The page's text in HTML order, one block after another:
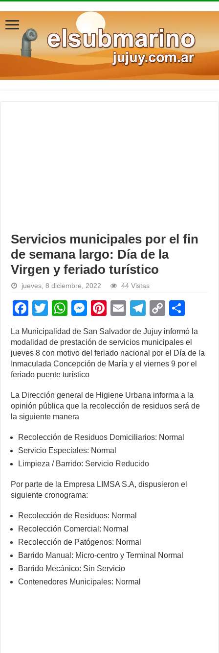
Servicios municipales por el fin
de semana largo: Día de la
Virgen y feriado turístico
jueves, 8 diciembre, 2022 44 Vistas
F
a
c
e
b
o
k
T
wi
tt
er
W
h
at
s
A
p
M
e
ss
e
n
er
Pi
nt
er
e
st
E
m
ail
T
el
e
gr
a
C
o
p
y
Li
k
h
ar
e
La Municipalidad de San Salvador de Jujuy informó la
modalidad de prestación de servicios municipales el
jueves 8 con motivo del feriado nacional por el Día de la
Inmaculada Concepción de María y el viernes 9 por el
feriado puente turístico
La Dirección general de Higiene Urbana informa a la
opinión pública que la recolección de residuos será de
la siguiente manera
Recolección de Residuos Domiciliarios: Normal
Servicio Especiales: Normal
Limpieza / Barrido: Servicio Reducido
Por parte de la Empresa LIMSA S.A, dispusieron el
siguiente cronograma:
Recolección de Residuos: Normal
Recolección Comercial: Normal
Recolección de Patógenos: Normal
Barrido Manual: Micro-centro y Terminal Normal
Barrido Mecánico: Sin Servicio
Contenedores Municipales: Normal